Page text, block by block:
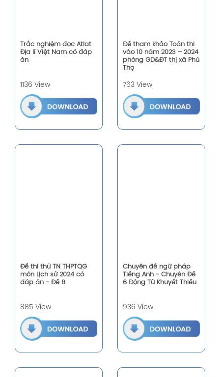
Trắc nghiệm đọc Atlat
Địa lí Việt Nam có đáp
án
1136 View
Đề tham khảo Toán thi
vào 10 năm 2023 – 2024
phòng GD&ĐT thị xã Phú
Thọ
763 View
Đề thi thử TN THPTQG
môn Lịch sử 2024 có
đáp án - Đề 8
885 View
Chuyên đề ngữ pháp
Tiếng Anh - Chuyên Đề
6 Động Từ Khuyết Thiếu
936 View